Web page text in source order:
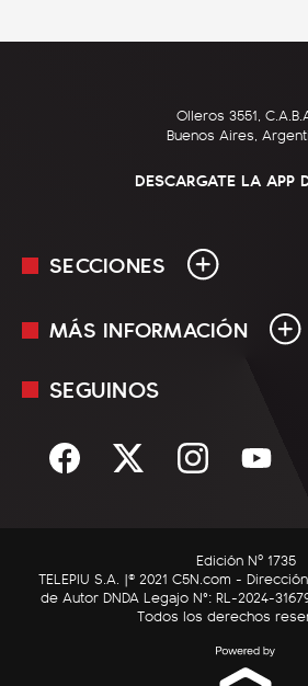
Olleros 3551,
Buenos Aires,
DESCARGATE LA APP
SECCIONES
En Vivo
Sociedad
C5N Autos
RatingCero
MÁS INFORMACIÓN
Mediakit
Términos y condiciones
SEGUINOS
Edición Nº 1735
TELEPIU S.A. |© 2021 C5N.com -
de Autor DNDA Legajo N°: RL-2024-
Todos los derechos